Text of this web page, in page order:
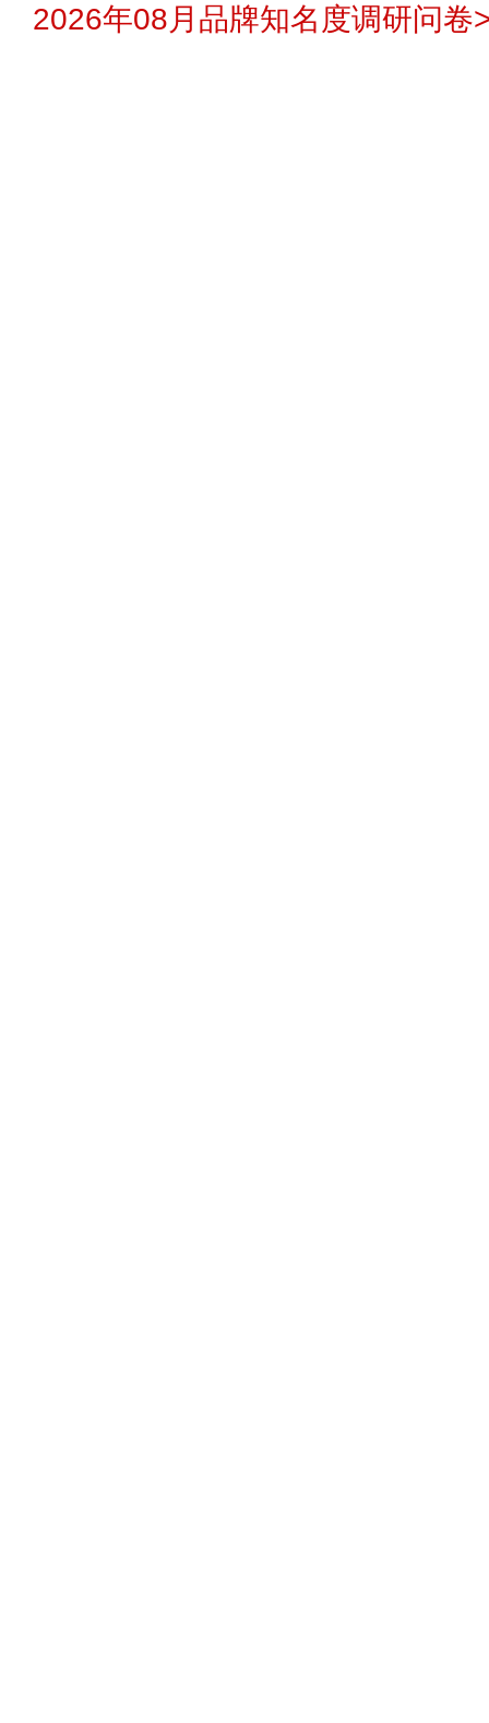
2026年08月品牌知名度调研问卷